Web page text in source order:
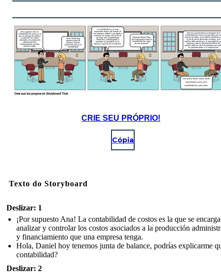
CRIE SEU PRÓPRIO!
Cópia
Texto do Storyboard
Deslizar: 1
¡Por supuesto Ana! La contabilidad de costos es la que se
analizar y controlar los costos asociados a la producción
y financiamiento que una empresa tenga.
Hola, Daniel hoy tenemos junta de balance, podrías explicarme
contabilidad?
Deslizar: 2